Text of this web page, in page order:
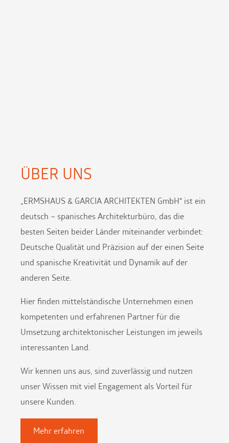
ÜBER UNS
„ERMSHAUS & GARCIA ARCHITEKTEN GmbH“ ist ein
deutsch – spanisches Architekturbüro, das die
besten Seiten beider Länder miteinander verbindet:
Deutsche Qualität und Präzision auf der einen Seite
und spanische Kreativität und Dynamik auf der
anderen Seite.
Hier ﬁnden mittelständische Unternehmen einen
kompetenten und erfahrenen Partner für die
Umsetzung architektonischer Leistungen im jeweils
interessanten Land.
Wir kennen uns aus, sind zuverlässig und nutzen
unser Wissen mit viel Engagement als Vorteil für
unsere Kunden.
Mehr erfahren